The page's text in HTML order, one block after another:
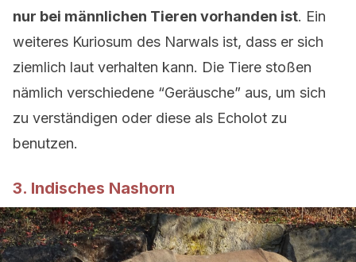
nur bei männlichen Tieren vorhanden ist. Ein
weiteres Kuriosum des Narwals ist, dass er sich
ziemlich laut verhalten kann. Die Tiere stoßen
nämlich verschiedene “Geräusche” aus, um sich
zu verständigen oder diese als Echolot zu
benutzen.
3. Indisches Nashorn